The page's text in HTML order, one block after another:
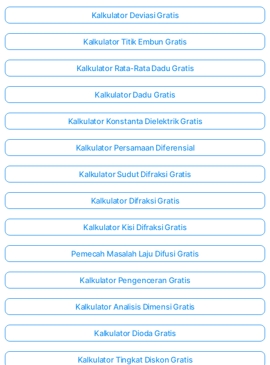
Kalkulator Deviasi Gratis
Kalkulator Titik Embun Gratis
Kalkulator Rata-Rata Dadu Gratis
Kalkulator Dadu Gratis
Kalkulator Konstanta Dielektrik Gratis
Kalkulator Persamaan Diferensial
Kalkulator Sudut Difraksi Gratis
Kalkulator Difraksi Gratis
Kalkulator Kisi Difraksi Gratis
Pemecah Masalah Laju Difusi Gratis
Kalkulator Pengenceran Gratis
Kalkulator Analisis Dimensi Gratis
Kalkulator Dioda Gratis
Kalkulator Tingkat Diskon Gratis